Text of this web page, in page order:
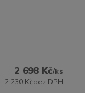
2 698 Kč/ks
2 230 Kčbez DPH